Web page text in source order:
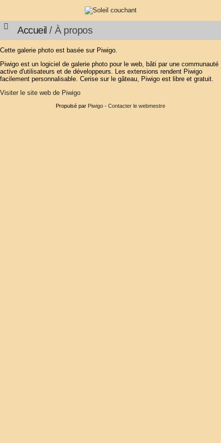
Accueil / À propos
Cette galerie photo est basée sur Piwigo.
Piwigo est un logiciel de galerie photo pour le web, bâti par une communauté
active d'utilisateurs et de développeurs. Les extensions rendent Piwigo
facilement personnalisable. Cerise sur le gâteau, Piwigo est libre et gratuit.
Visiter le site web de Piwigo
Propulsé par Piwigo - Contacter le webmestre